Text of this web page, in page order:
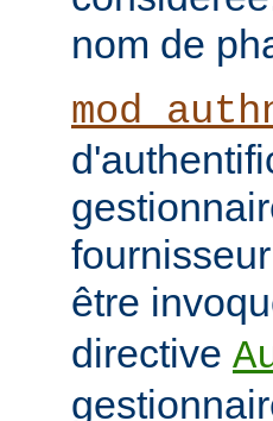
nom de
être
directive